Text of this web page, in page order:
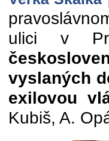
ulici v
vyslaných
exilovou
Kubiš, A.